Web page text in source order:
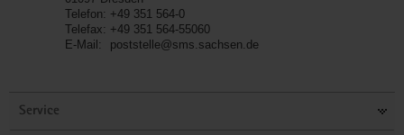
Telefon: +49 351 564-0
Telefax: +49 351 564-55060
E-Mail:
poststelle@sms.sachsen.de
Service